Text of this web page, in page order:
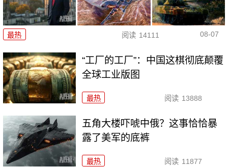
最热 阅读 14111 08-07
“工厂的工厂”：中国这棋彻底颠覆
全球工业版图
最热 阅读 13888
五角大楼吓唬中俄？这事恰恰暴
露了美军的底裤
最热 阅读 11877